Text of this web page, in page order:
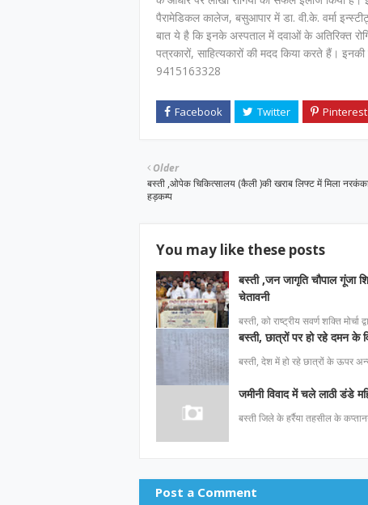
पैरामेडिकल कालेज, बसुआपार में डा. वी.के. वर्मा
बात ये है कि इनके अस्पताल में दवाओं के अतिरिक्त
पत्रकारों, साहित्यकारों की मदद किया करते हैं।
9415163328
Older
बस्ती ,ओपेक चिकित्सालय (कैली )की खराब लिफ्ट में मिला
हड़कम्प
You may like these posts
बस्ती ,जन जागृति चौपाल गूंजा
चेतावनी
बस्ती, को राष्ट्रीय सवर्ण शक्ति
बस्ती, छात्रों पर हो रहे दमन के
बस्ती, देश में हो रहे छात्रों के ऊपर
जमीनी विवाद में चले लाठी डंडे
बस्ती जिले के हर्रैया तहसील के
Post a Comment